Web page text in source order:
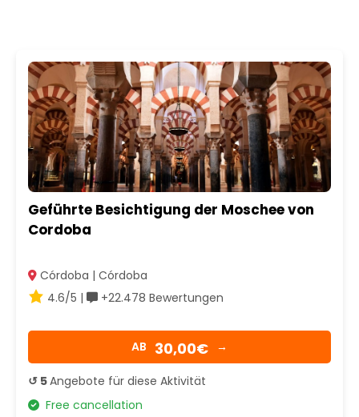
Geführte Besichtigung der Moschee von
Cordoba
Córdoba | Córdoba
4.6/5 |
+22.478 Bewertungen
AB 30,00€ →
↺ 5Angebote für diese Aktivität
Free cancellation